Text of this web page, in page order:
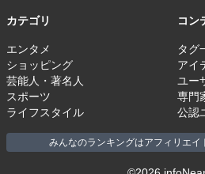
カテゴリ
エンタメ
ショッピング
芸能人・著名人
スポーツ
ライフスタイル
コン
タグ
アイ
ユー
専門
公認
みんなのランキングはアフィリエ